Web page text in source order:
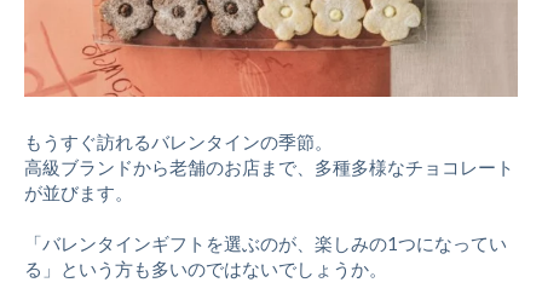
もうすぐ訪れるバレンタインの季節。
高級ブランドから老舗のお店まで、多種多様なチョコレート
が並びます。
「バレンタインギフトを選ぶのが、楽しみの1つになってい
る」という方も多いのではないでしょうか。